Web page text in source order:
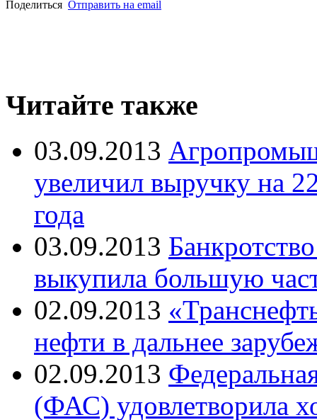
Поделиться Отправить на email
Читайте также
03.09.2013
увеличил выручку на
года
03.09.2013
выкупила большую
02.09.2013
нефти в дальнее
02.09.2013
(ФАС) удовлетворила